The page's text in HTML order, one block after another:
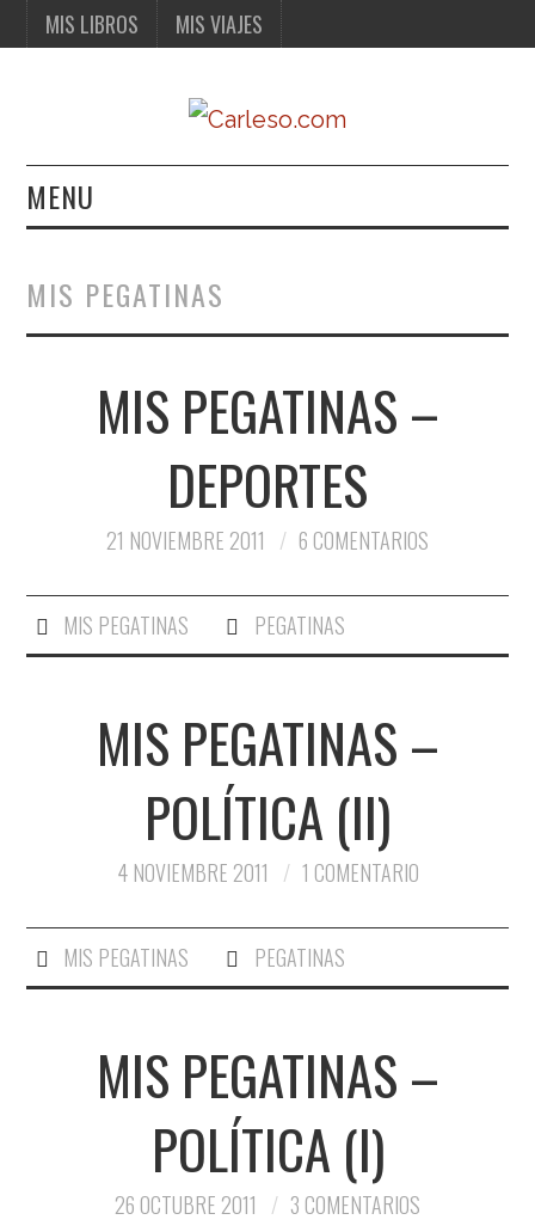
MIS LIBROS MIS VIAJES
MENU
MIS VIAJES
MIS PEGATINAS
MIS PEGATINAS –
DEPORTES
21 NOVIEMBRE 2011 6 COMENTARIOS
MIS PEGATINAS PEGATINAS
MIS PEGATINAS –
POLÍTICA (II)
4 NOVIEMBRE 2011 1 COMENTARIO
MIS PEGATINAS PEGATINAS
MIS PEGATINAS –
POLÍTICA (I)
26 OCTUBRE 2011 3 COMENTARIOS